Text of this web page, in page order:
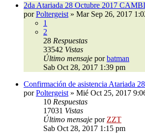
2da Atariada 28 Octubre 2017
porPoltergeist » Mar Sep 26, 2017
1
2
28 Respuestas
33542 Vistas
Último mensaje porbatman
Sab Oct 28, 2017 1:39 pm
Confirmación de asistencia Atariada
porPoltergeist » Mié Oct 25, 2017
10 Respuestas
17031 Vistas
Último mensaje por ZZT
Sab Oct 28, 2017 1:15 pm